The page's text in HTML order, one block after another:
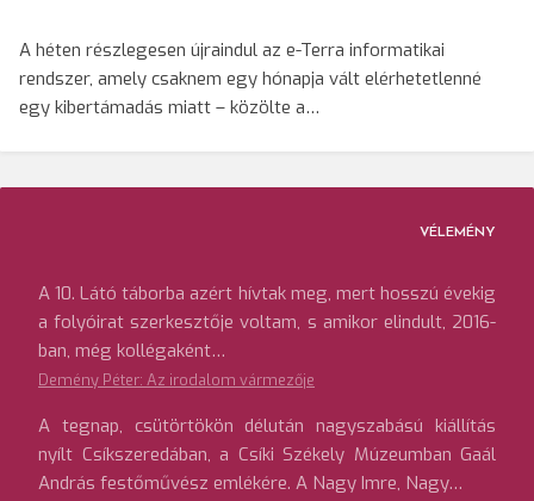
A héten részlegesen újraindul az e-Terra informatikai
rendszer, amely csaknem egy hónapja vált elérhetetlenné
egy kibertámadás miatt – közölte a…
VÉLEMÉNY
A 10. Látó táborba azért hívtak meg, mert hosszú évekig
a folyóirat szerkesztője voltam, s amikor elindult, 2016-
ban, még kollégaként…
Demény Péter: Az irodalom vármezője
A tegnap, csütörtökön délután nagyszabású kiállítás
nyílt Csíkszeredában, a Csíki Székely Múzeumban Gaál
András festőművész emlékére. A Nagy Imre, Nagy…